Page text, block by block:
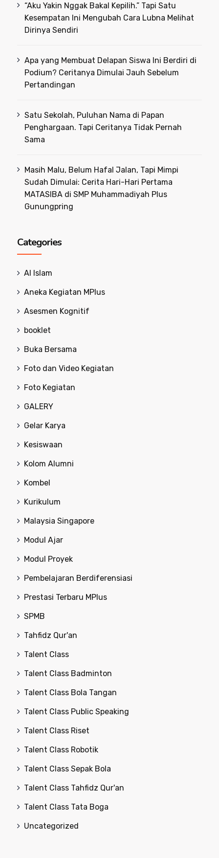
“Aku Yakin Nggak Bakal Kepilih.” Tapi Satu
Kesempatan Ini Mengubah Cara Lubna Melihat
Dirinya Sendiri
Apa yang Membuat Delapan Siswa Ini Berdiri di
Podium? Ceritanya Dimulai Jauh Sebelum
Pertandingan
Satu Sekolah, Puluhan Nama di Papan
Penghargaan. Tapi Ceritanya Tidak Pernah
Sama
Masih Malu, Belum Hafal Jalan, Tapi Mimpi
Sudah Dimulai: Cerita Hari-Hari Pertama
MATASIBA di SMP Muhammadiyah Plus
Gunungpring
Categories
Al Islam
Aneka Kegiatan MPlus
Asesmen Kognitif
booklet
Buka Bersama
Foto dan Video Kegiatan
Foto Kegiatan
GALERY
Gelar Karya
Kesiswaan
Kolom Alumni
Kombel
Kurikulum
Malaysia Singapore
Modul Ajar
Modul Proyek
Pembelajaran Berdiferensiasi
Prestasi Terbaru MPlus
SPMB
Tahfidz Qur'an
Talent Class
Talent Class Badminton
Talent Class Bola Tangan
Talent Class Public Speaking
Talent Class Riset
Talent Class Robotik
Talent Class Sepak Bola
Talent Class Tahfidz Qur'an
Talent Class Tata Boga
Uncategorized